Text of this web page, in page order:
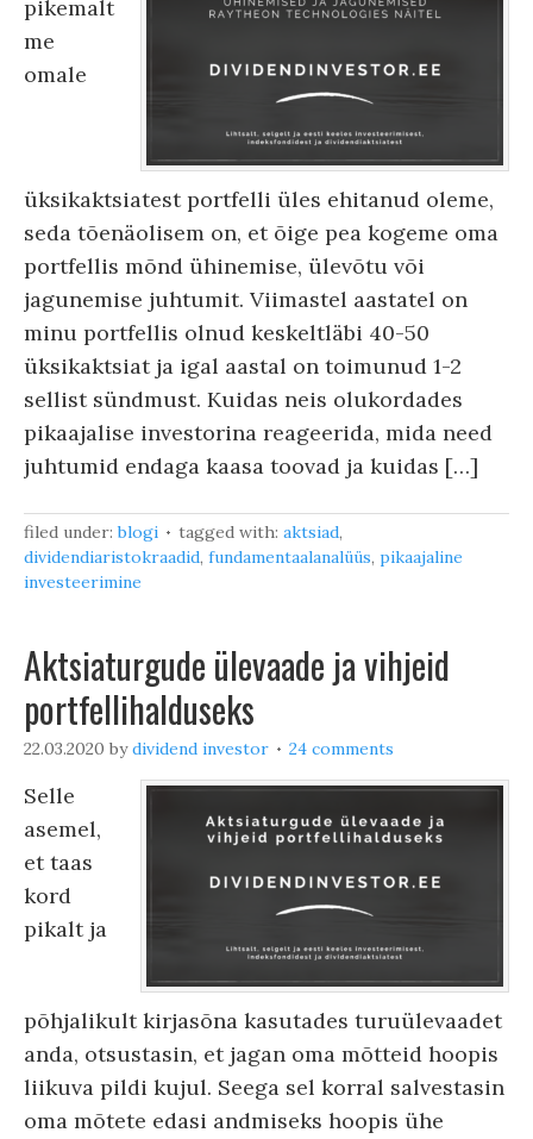
pikemalt
me
omale
üksikaktsiatest portfelli üles ehitanud oleme,
seda tõenäolisem on, et õige pea kogeme oma
portfellis mõnd ühinemise, ülevõtu või
jagunemise juhtumit. Viimastel aastatel on
minu portfellis olnud keskeltläbi 40-50
üksikaktsiat ja igal aastal on toimunud 1-2
sellist sündmust. Kuidas neis olukordades
pikaajalise investorina reageerida, mida need
juhtumid endaga kaasa toovad ja kuidas […]
filed under:blogi tagged with: aktsiad,
dividendiaristokraadid, fundamentaalanalüüs, pikaajaline
investeerimine
Aktsiaturgude ülevaade ja vihjeid
portfellihalduseks
22.03.2020 bydividend investor 24 comments
Selle
asemel,
et taas
kord
pikalt ja
põhjalikult kirjasõna kasutades turuülevaadet
anda, otsustasin, et jagan oma mõtteid hoopis
liikuva pildi kujul. Seega sel korral salvestasin
oma mõtete edasi andmiseks hoopis ühe